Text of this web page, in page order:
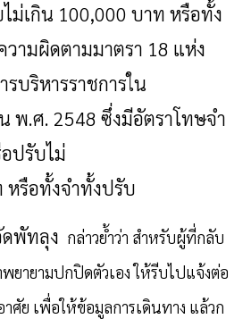
ม่เกิน 100,000 บาท หรือทั้ง
ามผิดตามมาตรา 18 แห่ง
บริหารราชการใน
พ.ศ. 2548 ซึ่งมีอัตราโทษจำ
ปรับไม่
หรือทั้งจำทั้งปรับ
ดพัทลุง กล่าวย้ำว่า สำหรับผู้ที่กลับ
พยายามปกปิดตัวเอง ให้รีบไปแจ้งต่อ
ย เพื่อให้ข้อมูลการเดินทาง แล้วก